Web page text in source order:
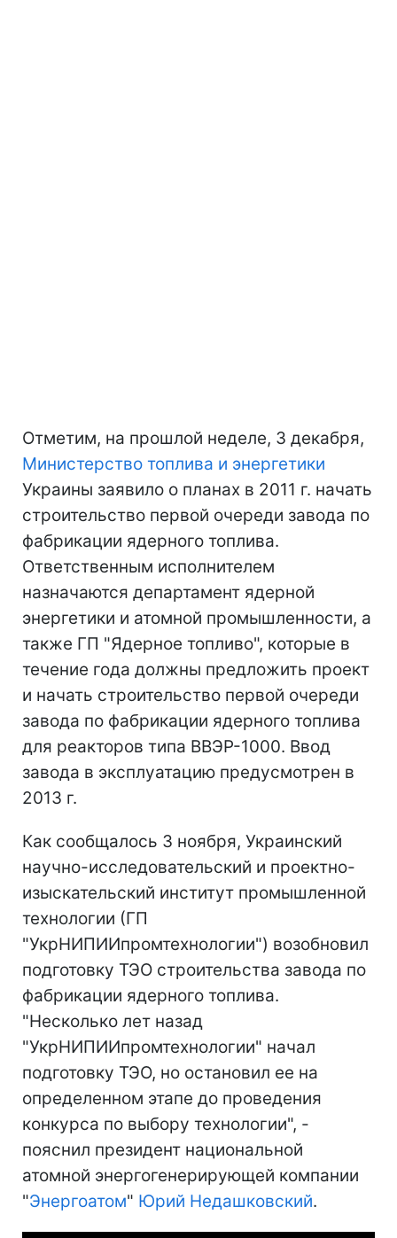
Отметим, на прошлой неделе, 3 декабря,
Министерство топлива и энергетики
Украины заявило о планах в 2011 г. начать
строительство первой очереди завода по
фабрикации ядерного топлива.
Ответственным исполнителем
назначаются департамент ядерной
энергетики и атомной промышленности, а
также ГП "Ядерное топливо", которые в
течение года должны предложить проект
и начать строительство первой очереди
завода по фабрикации ядерного топлива
для реакторов типа ВВЭР-1000. Ввод
завода в эксплуатацию предусмотрен в
2013 г.
Как сообщалось 3 ноября, Украинский
научно-исследовательский и проектно-
изыскательский институт промышленной
технологии (ГП
"УкрНИПИИпромтехнологии") возобновил
подготовку ТЭО строительства завода по
фабрикации ядерного топлива.
"Несколько лет назад
"УкрНИПИИпромтехнологии" начал
подготовку ТЭО, но остановил ее на
определенном этапе до проведения
конкурса по выбору технологии", -
пояснил президент национальной
атомной энергогенерирующей компании
"Энергоатом" Юрий Недашковский.